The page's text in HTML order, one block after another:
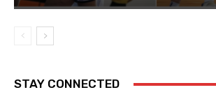
STAY CONNECTED